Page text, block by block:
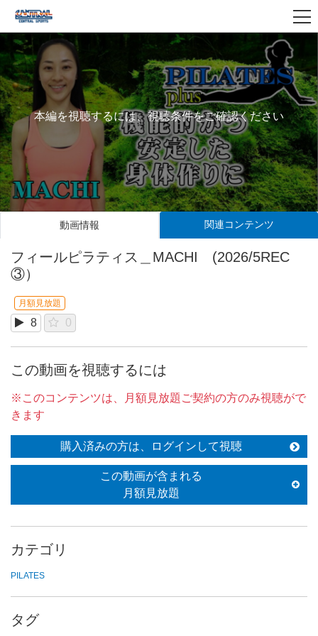
本編を視聴するには、視聴条件をご確認ください
動画情報 関連コンテンツ
フィールピラティス＿MACHI (2026/5REC
③）
月額見放題
8 0
この動画を視聴するには
※このコンテンツは、月額見放題ご契約の方のみ視聴がで
きます
購入済みの方は、ログインして視聴
この動画が含まれる
月額見放題
カテゴリ
PILATES
タグ